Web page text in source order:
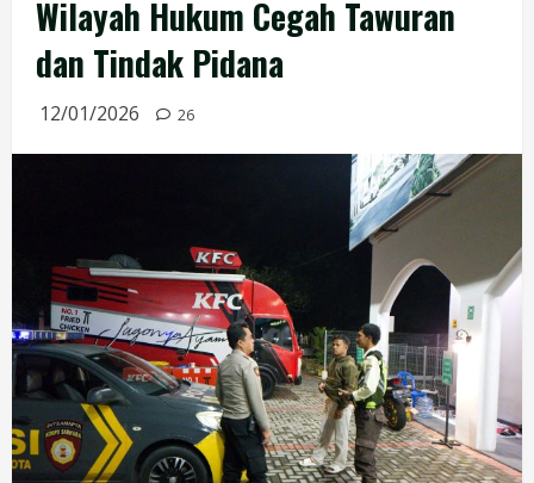
Wilayah Hukum Cegah Tawuran
dan Tindak Pidana
12/01/2026 26